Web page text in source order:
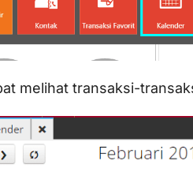
melihat transaksi-